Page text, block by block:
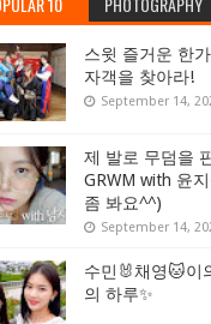
스윗 즐거운 한
자객을 찾아라!
September 14,
제 발로 무덤을
GRWM with 윤
좀 봐요^^)
September 14,
수민🐰채영🐱이
의 하루✨